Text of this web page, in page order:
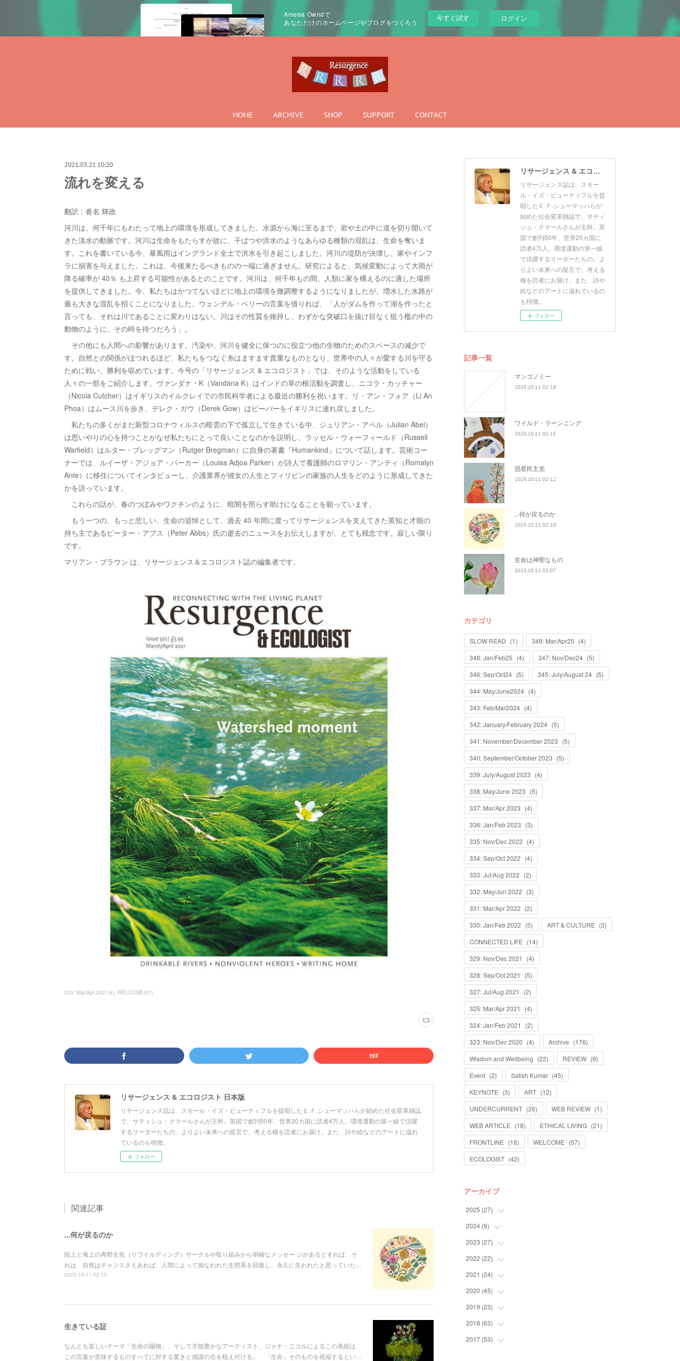
Ameba Owndで
あなただけのホームページやブログをつくろう
今すぐ試す ログイン
HOME ARCHIVE SHOP SUPPORT CONTACT
2021.03.21 10:20
流れを変える
翻訳：沓名 輝政
河川は、何千年にもわたって地上の環境を形成してきました。水源から海に至るまで、岩や土の中に道を切り開いて
きた淡水の動脈です。河川は生命をもたらすが故に、干ばつや洪水のようなあらゆる種類の混乱は、生命を奪いま
す。これを書いている今、暴風雨はイングランド全土で洪水を引き起こしました。河川の堤防が決壊し、家やインフ
ラに損害を与えました。これは、今後来たるべきものの一端に過ぎません。研究によると、気候変動によって大雨が
降る確率が 40％ も上昇する可能性があるとのことです。河川は、何千年もの間、人類に家を構えるのに適した場所
を提供してきました。今、私たちはかつてないほどに地上の環境を微調整するようになりましたが、増水した水路が
最も大きな混乱を招くことになりました。ウェンデル・ベリーの言葉を借りれば、「人がダムを作って湖を作ったと
言っても、それは川であることに変わりはない。川はその性質を維持し、わずかな突破口を抜け目なく狙う檻の中の
動物のように、その時を待つだろう」。
その他にも人間への影響があります。汚染や、河川を健全に保つのに役立つ他の生物のためのスペースの減少で
す。自然との関係がほつれるほど、私たちをつなぐ糸はますます貴重なものとなり、世界中の人々が愛する川を守る
ために戦い、勝利を収めています。今号の「リサージェンス & エコロジスト」では、そのような活動をしている
人々の一部をご紹介します。ヴァンダナ・K（Vandana K）はインドの草の根活動を調査し、ニコラ・カッチャー
（Nicola Cutcher）はイギリスのイルクレイでの市民科学者による最近の勝利を祝います。リ・アン・フォア（Li An
Phoa）はムース川を歩き、デレク・ガウ（Derek Gow）はビーバーをイギリスに連れ戻しました。
私たちの多くがまだ新型コロナウィルスの暗雲の下で孤立して生きている中、ジュリアン・アベル（Julian Abel）
は思いやりの心を持つことがなぜ私たちにとって良いことなのかを説明し、ラッセル・ウォーフィールド（Russell
Warfield）はルター・ブレッグマン（Rutger Bregman）に自身の著書『Humankind』について話します。芸術コー
ナーでは、ルイーザ・アジョア・パーカー（Louisa Adjoa Parker）が詩人で看護師のロマリン・アンティ（Romalyn
Ante）に移住についてインタビューし、介護業界が彼女の人生とフィリピンの家族の人生をどのように形成してきた
かを語っています。
これらの話が、春のつぼみやワクチンのように、暗闇を照らす助けになることを願っています。
もう一つの、もっと悲しい、生命の追悼として、過去 40 年間に渡ってリサージェンスを支えてきた英知と才能の
持ち主であるピーター・アブス（Peter Abbs）氏の逝去のニュースをお伝えしますが、とても残念です。寂しい限り
です。
マリアン・ブラウン は、リサージェンス＆エコロジスト誌の編集者です。
325: Mar/Apr 2021 (4) WELCOME(57)
リサージェンス & エコロジスト 日本版
リサージェンス誌は、スモール・イズ・ビューティフルを提唱したＥ.Ｆ.シューマッハらが始めた社会変革雑誌
で、サティシュ・クマールさんが主幹。英国で創刊50年、世界20カ国に読者4万人。環境運動の第一線で活躍
するリーダーたちの、よりよい未来への提言で、考える糧を読者にお届け。また、詩や絵などのアートに溢れ
ているのも特徴。
フォロー
関連記事
...何が戻るのか
陸上と海上の再野生化（リワイルディング）サークルや取り組みから明確なメッセー ジがあるとすれば、そ
れは、自然はチャンスさえあれば、人間によって損なわれた生態系を回復し、永久に失われたと思っていた…
2025.10.11 02:10
生きている証
なんとも楽しいテーマ「生命の賜物」、そして才能豊かなアーティスト、ジャナ・ニコルによるこの表紙は、
この言葉が意味するものすべてに対する驚きと感謝の念を植え付ける。 「生命」そのものを祝福するとい…
リサージェンス & エコロジスト 日本版
リサージェンス誌は、スモー
ル・イズ・ビューティフルを提
唱したＥ.Ｆ.シューマッハらが
始めた社会変革雑誌で、サティ
シュ・クマールさんが主幹。英
国で創刊50年、世界20カ国に
読者4万人。環境運動の第一線
で活躍するリーダーたちの、よ
りよい未来への提言で、考える
糧を読者にお届け。また、詩や
絵などのアートに溢れているの
も特徴。
フォロー
記事一覧
マンゴノミー
2025.10.11 02:18
ワイルド・ラーンニング
2025.10.11 02:15
惑星民主党
2025.10.11 02:12
...何が戻るのか
2025.10.11 02:10
生命は神聖なもの
2025.10.11 02:07
カテゴリ
SLOW READ (1) 349: Mar/Apr25 (4)
348: Jan/Feb25 (4) 347: Nov/Dec24 (5)
346: Sep/Oct24 (5) 345: July/August 24 (5)
344: May/June2024 (4)
343: Feb/Mar2024 (4)
342: January/February 2024 (5)
341: November/December 2023 (5)
340: September/October 2023 (5)
339: July/August 2023 (4)
338: May/June 2023 (5)
337: Mar/Apr 2023 (4)
336: Jan/Feb 2023 (3)
335: Nov/Dec 2022 (4)
334: Sep/Oct 2022 (4)
333: Jul/Aug 2022 (2)
332: May/Jun 2022 (3)
331: Mar/Apr 2022 (2)
330: Jan/Feb 2022 (5) ART & CULTURE (3)
CONNECTED LIFE (14)
329: Nov/Dec 2021
(4)
328: Sep/Oct 2021
(5)
327: Jul/Aug 2021
(2)
325: Mar/Apr 2021
(4)
324: Jan/Feb 2021
(2)
323: Nov/Dec 2020 (4) Archive (176)
Wisdom and Wellbeing (22) REVIEW (9)
Event (2) Satish Kumar (45)
KEYNOTE (3) ART (12)
UNDERCURRENT (26) WEB REVIEW (1)
WEB ARTICLE (18) ETHICAL LIVING (21)
FRONTLINE (18) WELCOME (57)
ECOLOGIST (42)
アーカイブ
2025 (27)
(
13)
(14 )
2024 (9)
(4
(5
2023 (27)
(10
)
(9
(4
(4
2022 (22)
(4
(4
(7
(2
(5
2021 (24)
(10
)
(3
(4
(5
2020 (45)
(6
(10
)
(12
)
2019 (23)
(6
(6
2018 (63)
(4
2017 (53)